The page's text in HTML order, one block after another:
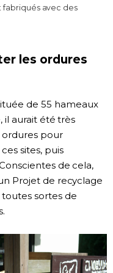
avec des
les ordures
de 55 hameaux
il aurait été très
ordures pour
sites, puis
de cela,
Projet de recyclage
sortes de